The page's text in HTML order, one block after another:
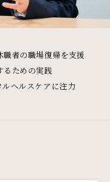
者の職場復帰を支援
るための実践
ヘルスケアに注力